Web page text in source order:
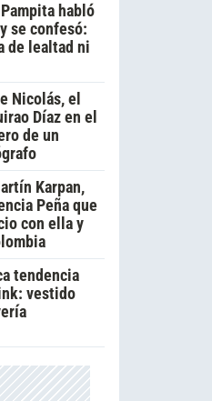
habló
se confesó:
de lealtad ni
Nicolás, el
Díaz en el
de un
Karpan,
Peña que
con ella y
tendencia
vestido